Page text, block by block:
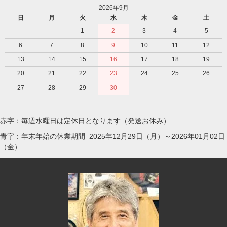
2026年9月
日
月 火 水 木 金
土
1
2 3 4
5
6
7 8 9 10 11
12
13
14 15 16 17 18
19
20
21 22 23 24 25
26
27
28 29 30
赤字：毎週水曜日は定休日となります（発送お休み）
青字：年末年始の休業期間 2025年12月29日（月）～2026年01月02日
（金）